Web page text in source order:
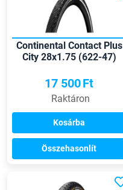
Continental Contact Plus
City 28x1.75 (622-47)
17 500Ft
Raktáron
Kosárba
Összehasonlít